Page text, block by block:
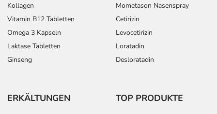
Kollagen
Vitamin B12 Tabletten
Omega 3 Kapseln
Laktase Tabletten
Ginseng
Mometason Nasenspray
Cetirizin
Levocetirizin
Loratadin
Desloratadin
ERKÄLTUNGEN TOP PRODUKTE